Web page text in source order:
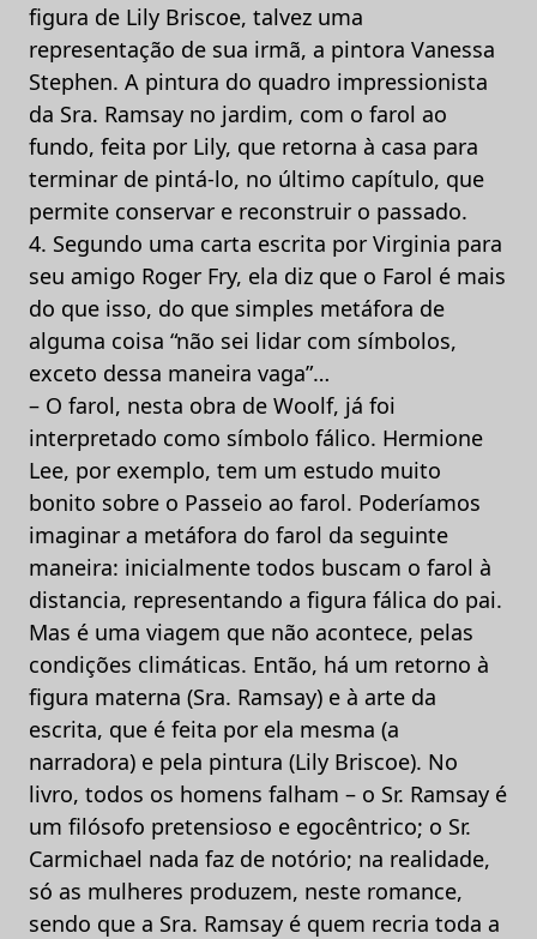
figura de Lily Briscoe, talvez uma
representação de sua irmã, a pintora Vanessa
Stephen. A pintura do quadro impressionista
da Sra. Ramsay no jardim, com o farol ao
fundo, feita por Lily, que retorna à casa para
terminar de pintá-lo, no último capítulo, que
permite conservar e reconstruir o passado.
4. Segundo uma carta escrita por Virginia para
seu amigo Roger Fry, ela diz que o Farol é mais
do que isso, do que simples metáfora de
alguma coisa “não sei lidar com símbolos,
exceto dessa maneira vaga”…
– O farol, nesta obra de Woolf, já foi
interpretado como símbolo fálico. Hermione
Lee, por exemplo, tem um estudo muito
bonito sobre o Passeio ao farol. Poderíamos
imaginar a metáfora do farol da seguinte
maneira: inicialmente todos buscam o farol à
distancia, representando a figura fálica do pai.
Mas é uma viagem que não acontece, pelas
condições climáticas. Então, há um retorno à
figura materna (Sra. Ramsay) e à arte da
escrita, que é feita por ela mesma (a
narradora) e pela pintura (Lily Briscoe). No
livro, todos os homens falham – o Sr. Ramsay é
um filósofo pretensioso e egocêntrico; o Sr.
Carmichael nada faz de notório; na realidade,
só as mulheres produzem, neste romance,
sendo que a Sra. Ramsay é quem recria toda a